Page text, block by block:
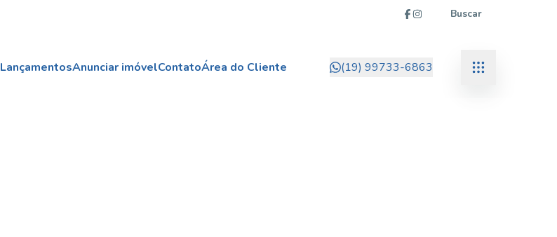
Buscar
LançamentosAnunciar imóvelContatoÁrea do Cliente (19) 99733-6863